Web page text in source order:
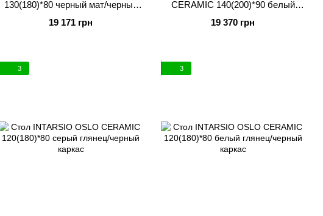
130(180)*80 черный мат/черный
19 171 грн
CERAMIC 140(200)*90 белый
19 370 грн
3 3